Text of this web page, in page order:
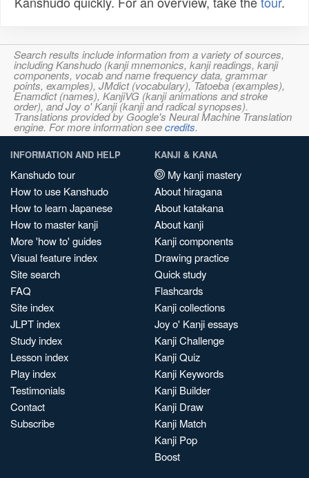
Search results include information from a variety of sources,
including Kanshudo (kanji mnemonics, kanji readings, kanji
components, vocab and name frequency data, grammar
points, examples), JMdict (vocabulary), Tatoeba (examples),
Enamdict (names), KanjiVG (kanji animations and stroke
order), and Joy o' Kanji (kanji and radical synopses).
Translations provided by Google's Neural Machine Translation
engine. For more information seecredits.
INFORMATION AND HELP
Kanshudo tour
How to use Kanshudo
How to learn Japanese
How to master kanji
More 'how to' guides
Visual feature index
Site search
FAQ
Site index
JLPT index
Study index
Lesson index
Play index
Testimonials
Contact
Subscribe
KANJI & KANA
My kanji mastery
About hiragana
About katakana
About kanji
Kanji components
Drawing practice
Quick study
Flashcards
Kanji collections
Joy o' Kanji essays
Kanji Challenge
Kanji Quiz
Kanji Keywords
Kanji Builder
Kanji Draw
Kanji Match
Kanji Pop
Boost